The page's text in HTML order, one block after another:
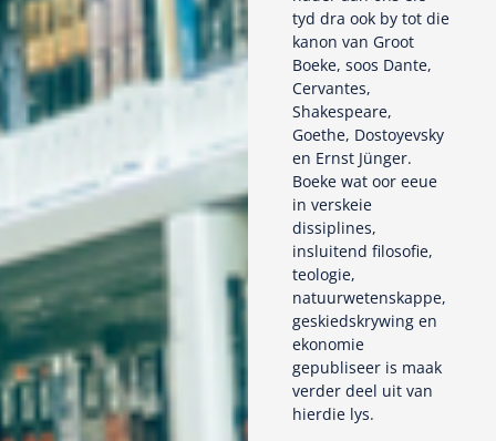
tyd dra ook by tot die
kanon van Groot
Boeke, soos Dante,
Cervantes,
Shakespeare,
Goethe, Dostoyevsky
en Ernst Jünger.
Boeke wat oor eeue
in verskeie
dissiplines,
insluitend filosofie,
teologie,
natuurwetenskappe,
geskiedskrywing en
ekonomie
gepubliseer is maak
verder deel uit van
hierdie lys.